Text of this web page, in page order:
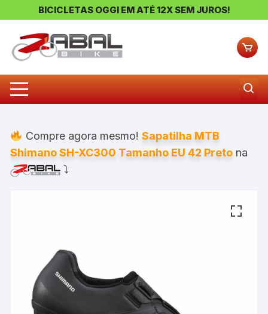
BICICLETAS OGGI EM ATÉ 12X SEM JUROS!
Compre agora mesmo! Sapatilha MTB
Shimano SH-XC300 Tamanho EU 42 Preto na
⤵